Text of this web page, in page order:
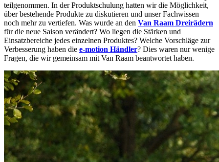
teilgenommen. In der Produktschulung hatten wir die Möglichkeit,
über bestehende Produkte zu diskutieren und unser Fachwissen
noch mehr zu vertiefen. Was wurde an den Van Raam Dreirädern
für die neue Saison verändert? Wo liegen die Stärken und
Einsatzbereiche jedes einzelnen Produktes? Welche Vorschläge zur
Verbesserung haben die e-motion Händler? Dies waren nur wenige
Fragen, die wir gemeinsam mit Van Raam beantwortet haben.